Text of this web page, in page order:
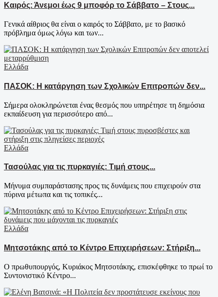
Καιρός: Άνεμοι έως 9 μποφόρ το Σάββατο – Στους...
Γενικά αίθριος θα είναι ο καιρός το Σάββατο, με το βασικό
πρόβλημα όμως λόγω και των...
Ελλάδα
ΠΑΣΟΚ: Η κατάργηση των Σχολικών Επιτροπών δεν...
Σήμερα ολοκληρώνεται ένας θεσμός που υπηρέτησε τη δημόσια
εκπαίδευση για περισσότερο από...
Ελλάδα
Τασούλας για τις πυρκαγιές: Τιμή στους...
Μήνυμα συμπαράστασης προς τις δυνάμεις που επιχειρούν στα
πύρινα μέτωπα και τις τοπικές...
Ελλάδα
Μητσοτάκης από το Κέντρο Επιχειρήσεων: Στήριξη...
Ο πρωθυπουργός, Κυριάκος Μητσοτάκης, επισκέφθηκε το πρωί το
Συντονιστικό Κέντρο...